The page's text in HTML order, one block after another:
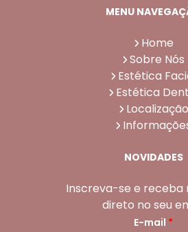
MENU
Home
Sobre Nós
Estética
Estética
Localização
NOVIDADES
Inscreva-se e receba
direto no seu
E-mail *